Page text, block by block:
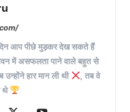
आप पीछे मुड़कर देख सकते हैं
में असफलता पाने वाले बहुत से
हार मान ली थी
, तब वे
थे